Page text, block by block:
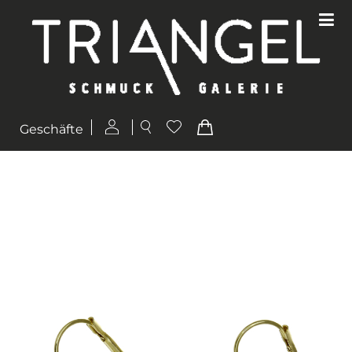
Geschäfte